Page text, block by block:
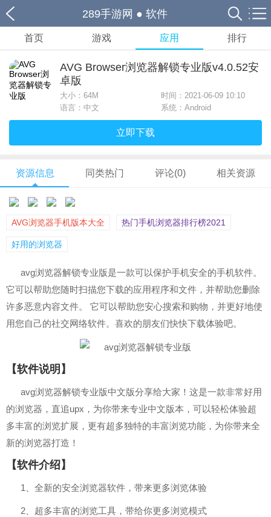
289手游网 ● 软件
首页 游戏 应用 排行
AVG Browser浏览器解锁专业版v4.0.52安
卓版
大小： 64M
时间：2021-06-09 10:10
语言：中文
系统：Android
立即下载
资源信息 同类热门 评论(0) 相关资源
AVG浏览器手机版本大全 热门手机浏览器排行榜2021
好用的浏览器
avg浏览器解锁专业版是一款可以保护手机安全的手机软件。
它可以帮助您随时扫描您下载的应用程序和文件，并帮助您删除
许多恶意内容文件。 它可以帮助您安心搜索和购物，并更好地使
用您自己的社交网络软件。喜欢的朋友们快快下载体验吧。
【软件说明】
avg浏览器解锁专业版中文版分享给大家！这是一款非常好用
的浏览器，直追upx，为你带来专业中文版本，可以轻松体验超
多丰富的浏览扩展，更有超多独特的丰富浏览功能，为你带来全
新的浏览器打造！
【软件介绍】
1、全新的安全浏览器软件，带来更多浏览体验
2、超多丰富的浏览工具，带给你更多浏览模式